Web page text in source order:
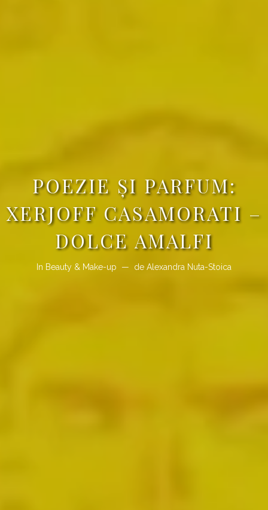
POEZIE ŞI PARFUM:
XERJOFF CASAMORATI –
DOLCE AMALFI
In Beauty & Make-up de Alexandra Nuta-Stoica